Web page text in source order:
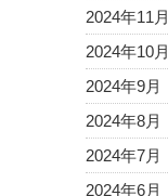
2024年11月
2024年10月
2024年9月
2024年8月
2024年7月
2024年6月